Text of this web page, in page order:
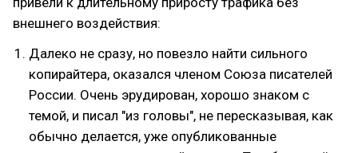
внешнего воздействия:
Далеко не сразу, но повезло найти сильного
копирайтера, оказался членом Союза писателей
России. Очень эрудирован, хорошо знаком с
темой, и писал "из головы", не пересказывая, как
обычно делается, уже опубликованные